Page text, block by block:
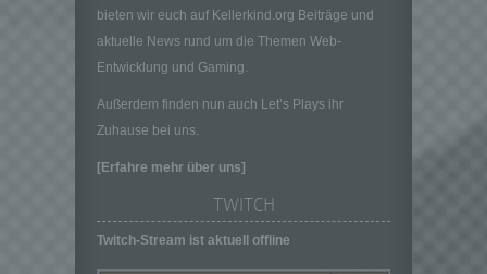
bieten wir euch auf Kellerkind.org Beiträge und
aktuelle News rund um die Themen Web-
Entwicklung und Gaming.
Außerdem finden nun auch Let’s Plays ihr
Zuhause bei uns.
[Erfahre mehr über uns]
TWITCH
Twitch-Stream ist aktuell offline
Unionsrecht oder dem Recht der
Mitgliedstaaten vorgesehen werden.
h) Auftragsverarbeiter
juristische Person, Behörde, Einrichtung
oder andere Stelle, die personenbezogene
Daten im Auftrag des Verantwortlichen
Empfänger ist eine natürliche oder juristische